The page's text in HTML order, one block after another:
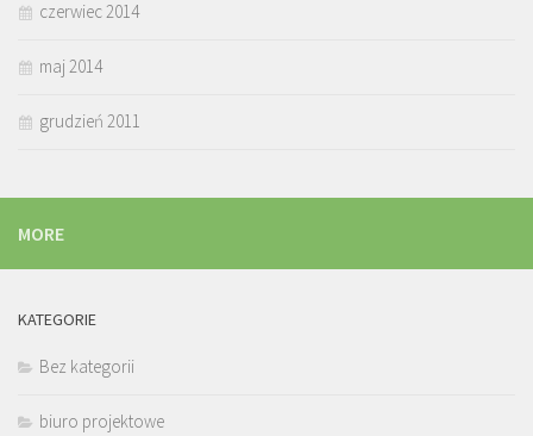
czerwiec 2014
maj 2014
grudzień 2011
MORE
KATEGORIE
Bez kategorii
biuro projektowe